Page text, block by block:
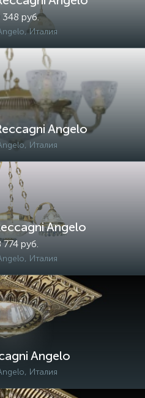
348 руб.
Италия
Angelo
Италия
Angelo
774 руб.
Италия
Angelo
Италия